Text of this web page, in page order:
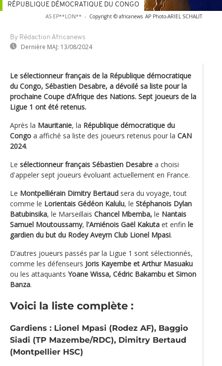
AS EP**LON** - Copyright © africanews AP Photo-ARIEL SCHALIT
By Rédaction Africanews
Dernière MAJ: 13/08/2024
RÉPUBLIQUE DÉMOCRATIQUE DU CONGO
Le sélectionneur français de la République démocratique
du Congo, Sébastien Desabre, a dévoilé sa liste pour la
prochaine Coupe d’Afrique des Nations. Sept joueurs de la
Ligue 1 ont été retenus.
Après la Mauritanie, la République démocratique du
Congo a affiché sa liste des joueurs retenus pour la CAN
2024.
Le sélectionneur français Sébastien Desabre a choisi
d'appeler sept joueurs évoluant actuellement en France.
Le Montpelliérain Dimitry Bertaud sera du voyage, tout
comme le Lorientais Gédéon Kalulu, le Stéphanois Dylan
Batubinsika, le Marseillais Chancel Mbemba, le Nantais
Samuel Moutoussamy, l'Amiénois Gaël Kakuta et enfin le
gardien du but du Rodey Aveyrn Club Lionel Mpasi.
D’autres joueurs passés par la Ligue 1 sont sélectionnés,
comme les défenseurs Joris Kayembe et Arthur Masuaku
ou les attaquants Yoane Wissa, Cédric Bakambu et Simon
Banza.
Voici la liste complète :
Gardiens : Lionel Mpasi (Rodez AF), Baggio
Siadi (TP Mazembe/RDC), Dimitry Bertaud
(Montpellier HSC)